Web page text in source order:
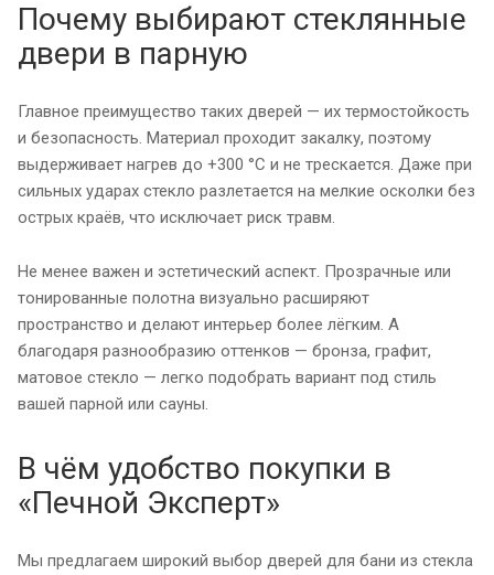
Почему выбирают стеклянные
двери в парную
Главное преимущество таких дверей — их термостойкость
и безопасность. Материал проходит закалку, поэтому
выдерживает нагрев до +300 °С и не трескается. Даже при
сильных ударах стекло разлетается на мелкие осколки без
острых краёв, что исключает риск травм.
Не менее важен и эстетический аспект. Прозрачные или
тонированные полотна визуально расширяют
пространство и делают интерьер более лёгким. А
благодаря разнообразию оттенков — бронза, графит,
матовое стекло — легко подобрать вариант под стиль
вашей парной или сауны.
В чём удобство покупки в
«Печной Эксперт»
Мы предлагаем широкий выбор дверей для бани из стекла